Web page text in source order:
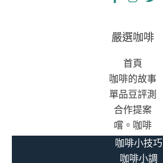
嚴選咖啡
首頁
咖啡的故事
單品豆評測
合作提案
嚐。咖啡
咖啡小技巧
咖啡小調